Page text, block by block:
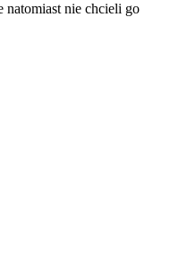
natomiast nie chcieli go